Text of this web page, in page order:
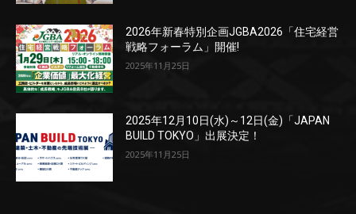
2026年新春特別企画JGBA2026「住宅経営
戦略フォーラム」開催!
2025年11月25日
2025年12月10日(水)～12日(金)「JAPAN
BUILD TOKYO」出展決定！
2025年11月25日